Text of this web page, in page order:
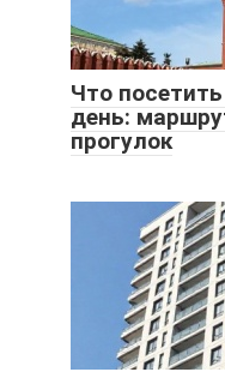
Что
день:
прогулок